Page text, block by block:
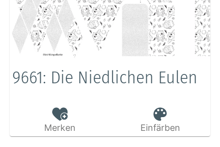
9661: Die Niedlichen Eulen
Merken Einfärben